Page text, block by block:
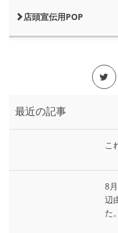
店頭宣伝用POP
最近の記事
こ
8
辺
た。